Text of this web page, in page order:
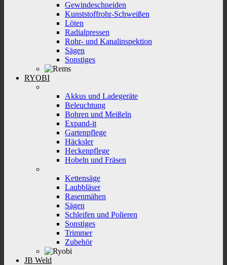
Gewindeschneiden
Kunststoffrohr-Schweißen
Löten
Radialpressen
Rohr- und Kanalinspektion
Sägen
Sonstiges
RYOBI
Akkus und Ladegeräte
Beleuchtung
Bohren und Meißeln
Expand-it
Gartenpflege
Häcksler
Heckenpflege
Hobeln und Fräsen
Kettensäge
Laubbläser
Rasenmähen
Sägen
Schleifen und Polieren
Sonstiges
Trimmer
Zubehör
JB Weld